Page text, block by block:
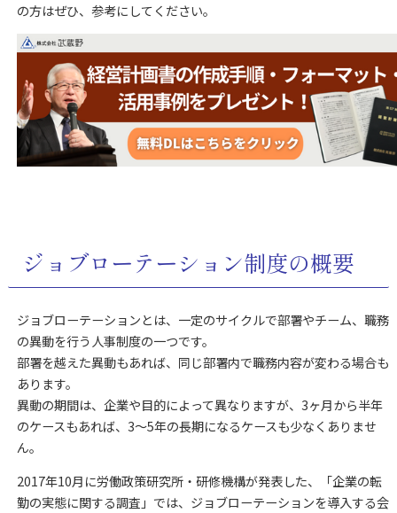
の方はぜひ、参考にしてください。
ジョブローテーション制度の概要
ジョブローテーションとは、一定のサイクルで部署やチーム、職務
の異動を行う人事制度の一つです。
部署を越えた異動もあれば、同じ部署内で職務内容が変わる場合も
あります。
異動の期間は、企業や目的によって異なりますが、3ヶ月から半年
のケースもあれば、3～5年の長期になるケースも少なくありませ
ん。
2017年10月に労働政策研究所・研修機構が発表した、「企業の転
勤の実態に関する調査」では、ジョブローテーションを導入する会